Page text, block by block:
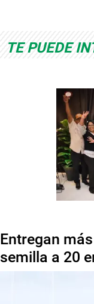
TE PUEDE
Entregan
semilla a 20